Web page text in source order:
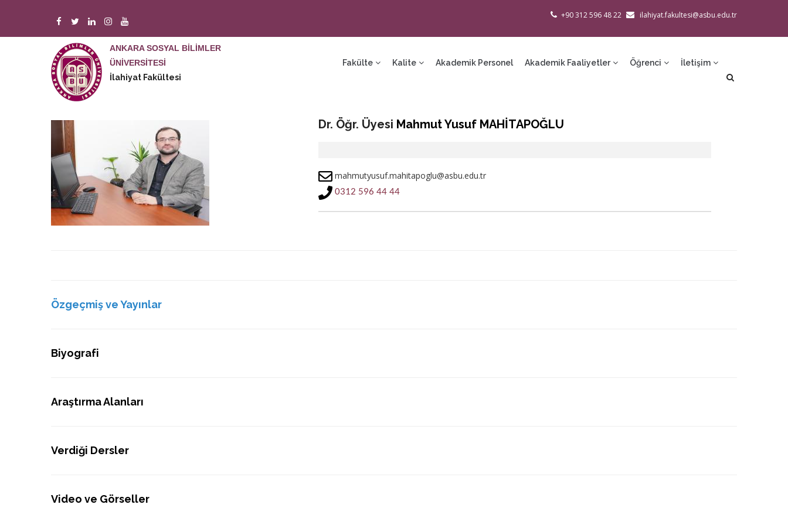
atla
+90 312 596 48 22 ilahiyat.fakultesi@asbu.edu.tr
ANKARA SOSYAL BİLİMLER
ÜNİVERSİTESİ
İlahiyat Fakültesi
Fakülte Kalite Akademik Personel Akademik Faaliyetler Öğrenci İletişim
Dr. Öğr. Üyesi Mahmut Yusuf MAHİTAPOĞLU
mahmutyusuf.mahitapoglu@asbu.edu.tr
0312 596 44 44
Özgeçmiş ve Yayınlar
Biyografi
Araştırma Alanları
Verdiği Dersler
Video ve Görseller